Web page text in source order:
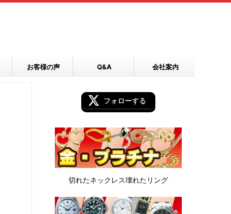
お客様の声 Q&A 会社案内
フォローする
切れたネックレス壊れたリング